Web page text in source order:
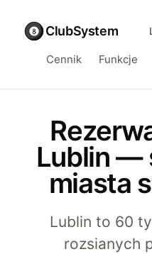
ClubSystem
Cennik Funkcje
Lublin —
miasta
Lublin to 60
rozsianych